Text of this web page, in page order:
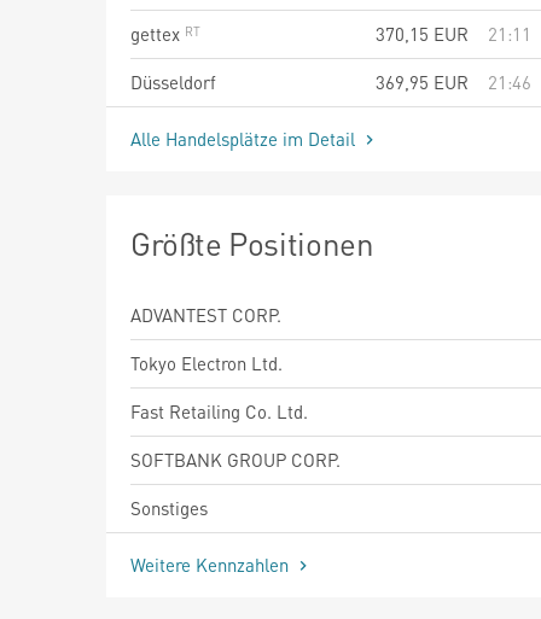
gettex
370,15 EUR
21:11
Düsseldorf
369,95 EUR 21:46
Alle Handelsplätze im Detail
Größte Positionen
ADVANTEST CORP.
Tokyo Electron Ltd.
Fast Retailing Co. Ltd.
SOFTBANK GROUP CORP.
Sonstiges
Weitere Kennzahlen